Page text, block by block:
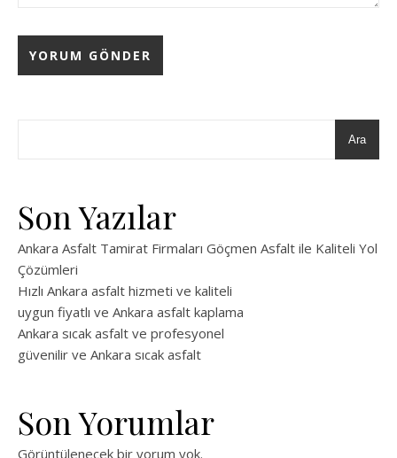
Ara
Son Yazılar
Ankara Asfalt Tamirat Firmaları Göçmen Asfalt ile Kaliteli Yol
Çözümleri
Hızlı Ankara asfalt hizmeti ve kaliteli
uygun fiyatlı ve Ankara asfalt kaplama
Ankara sıcak asfalt ve profesyonel
güvenilir ve Ankara sıcak asfalt
Son Yorumlar
Görüntülenecek bir yorum yok.